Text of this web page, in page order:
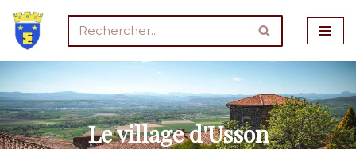
Aller
au
contenu
Le village d'Usson